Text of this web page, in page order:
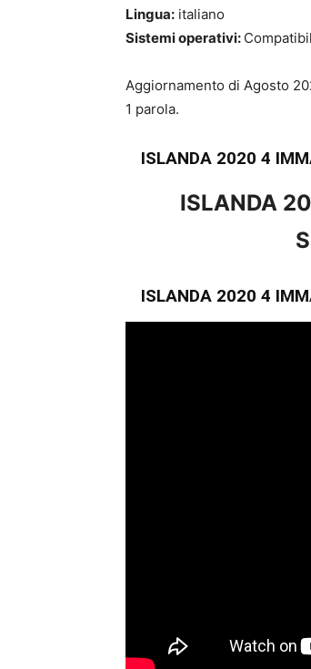
Lingua: italiano
Sistemi operativi:
Aggiornamento di Agosto
1 parola.
ISLANDA 2020 4
ISLANDA
ISLANDA 2020 4